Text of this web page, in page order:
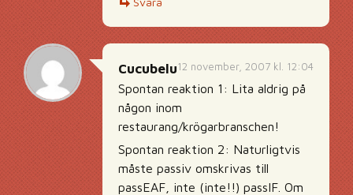
12 november, 2007 kl. 12:04
Cucubelu
Spontan reaktion 1: Lita aldrig på
någon inom
restaurang/krögarbranschen!
Spontan reaktion 2: Naturligtvis
måste passiv omskrivas till
passEAF, inte (inte!!) passIF. Om